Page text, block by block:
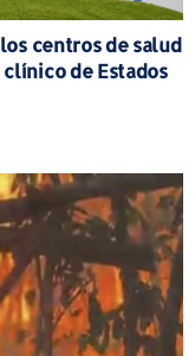
centros de salud
de Estados